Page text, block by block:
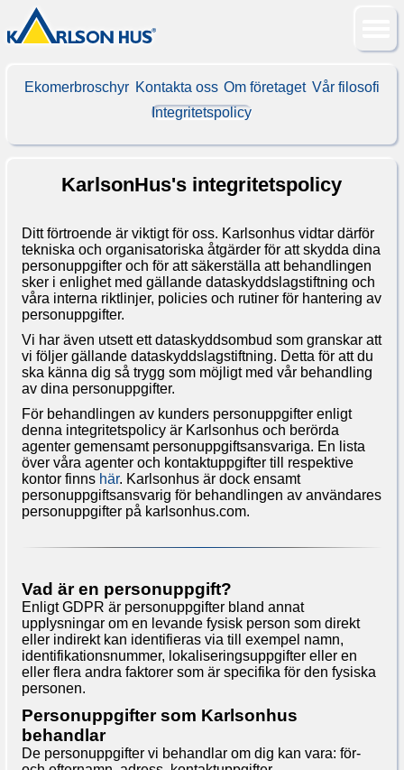
Ekomerbroschyr Kontakta oss Om företaget Vår filosofi
Integritetspolicy
KarlsonHus's integritetspolicy
Ditt förtroende är viktigt för oss. Karlsonhus vidtar därför
tekniska och organisatoriska åtgärder för att skydda dina
personuppgifter och för att säkerställa att behandlingen
sker i enlighet med gällande dataskyddslagstiftning och
våra interna riktlinjer, policies och rutiner för hantering av
personuppgifter.
Vi har även utsett ett dataskyddsombud som granskar att
vi följer gällande dataskyddslagstiftning. Detta för att du
ska känna dig så trygg som möjligt med vår behandling
av dina personuppgifter.
För behandlingen av kunders personuppgifter enligt
denna integritetspolicy är Karlsonhus och berörda
agenter gemensamt personuppgiftsansvariga. En lista
över våra agenter och kontaktuppgifter till respektive
kontor finns här. Karlsonhus är dock ensamt
personuppgiftsansvarig för behandlingen av användares
personuppgifter på karlsonhus.com.
Vad är en personuppgift?
Enligt GDPR är personuppgifter bland annat
upplysningar om en levande fysisk person som direkt
eller indirekt kan identifieras via till exempel namn,
identifikationsnummer, lokaliseringsuppgifter eller en
eller flera andra faktorer som är specifika för den fysiska
personen.
Personuppgifter som Karlsonhus
behandlar
De personuppgifter vi behandlar om dig kan vara: för-